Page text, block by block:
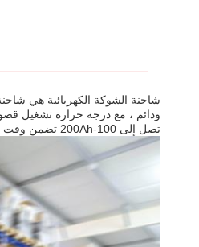
شاحنة الشوكة الكهربائية هي
تصل إلى 100-200Ah تضمن وقت تشغيل طويل وأداء موثوق به.ومرافق صناعية أخرىإنها آمنة وفعالة وموثوقة، مما يجعلها الخيار المثالي لأي حاجة لمعالجة المواد.